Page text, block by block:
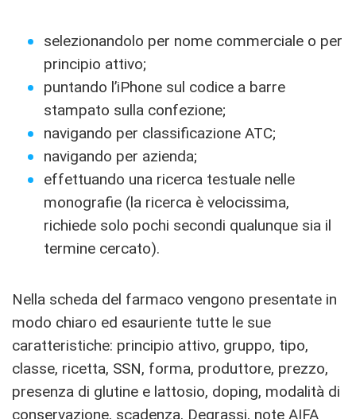
selezionandolo per nome commerciale o per
principio attivo;
puntando l’iPhone sul codice a barre
stampato sulla confezione;
navigando per classificazione ATC;
navigando per azienda;
effettuando una ricerca testuale nelle
monografie (la ricerca è velocissima,
richiede solo pochi secondi qualunque sia il
termine cercato).
Nella scheda del farmaco vengono presentate in
modo chiaro ed esauriente tutte le sue
caratteristiche: principio attivo, gruppo, tipo,
classe, ricetta, SSN, forma, produttore, prezzo,
presenza di glutine e lattosio, doping, modalità di
conservazione, scadenza, Degrassi, note AIFA